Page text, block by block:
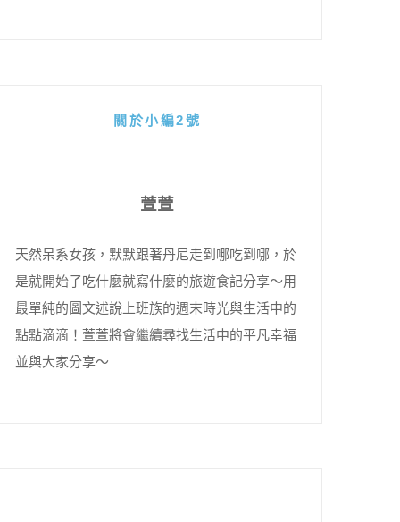
關於小編2號
萱萱
天然呆系女孩，默默跟著丹尼走到哪吃到哪，於
是就開始了吃什麼就寫什麼的旅遊食記分享～用
最單純的圖文述說上班族的週末時光與生活中的
點點滴滴！萱萱將會繼續尋找生活中的平凡幸福
並與大家分享～